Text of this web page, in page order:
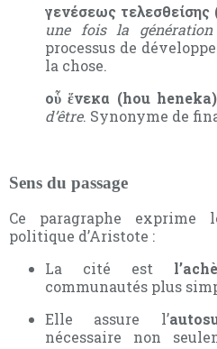
γενέσεως
une fois la génération
processus de
la chose.
οὗ ἕνεκα (hou heneka)
d’être. Synonyme de
Sens du passage
Ce paragraphe
politique d’Aristote :
La cité est
communautés plus
Elle assure l’
nécessaire non